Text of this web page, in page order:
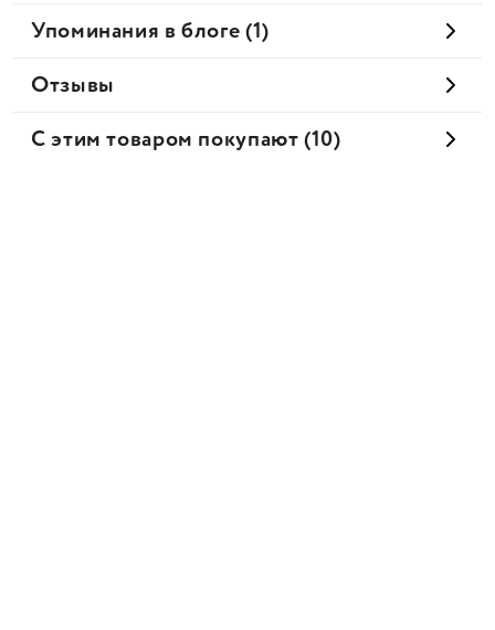
Упоминания в блоге (1)
Отзывы
С этим товаром покупают (10)